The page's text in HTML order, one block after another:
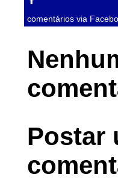
comentários via
Postar